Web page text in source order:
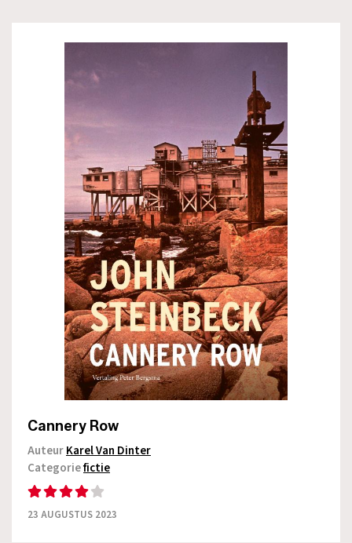
Cannery Row
AuteurKarel Van Dinter
Categoriefictie
23 AUGUSTUS 2023